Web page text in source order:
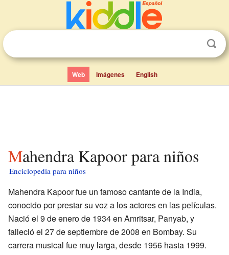
Web Imágenes English
Mahendra Kapoor para niños
Enciclopedia para niños
Mahendra Kapoor fue un famoso cantante de la India,
conocido por prestar su voz a los actores en las películas.
Nació el 9 de enero de 1934 en Amritsar, Panyab, y
falleció el 27 de septiembre de 2008 en Bombay. Su
carrera musical fue muy larga, desde 1956 hasta 1999.